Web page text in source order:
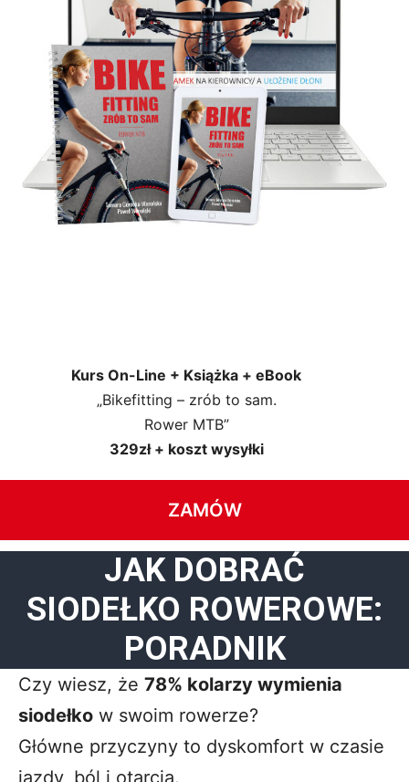
Kurs On-Line + Książka + eBook
„Bikefitting – zrób to sam.
Rower MTB”
329zł + koszt wysyłki
ZAMÓW
JAK DOBRAĆ
SIODEŁKO ROWEROWE:
PORADNIK
Czy wiesz, że 78% kolarzy wymienia
siodełko w swoim rowerze?
Główne przyczyny to dyskomfort w czasie